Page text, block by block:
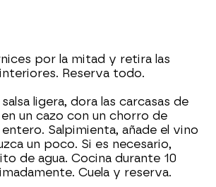
por la mitad y retira las
Reserva todo.
ligera, dora las carcasas de
un cazo con un chorro de
Salpimienta, añade el vino
un poco. Si es necesario,
de agua. Cocina durante 10
Cuela y reserva.